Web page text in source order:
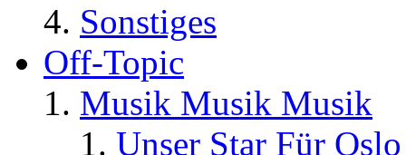
Sonstiges
Off-Topic
Musik Musik Musik
Unser Star Für Oslo